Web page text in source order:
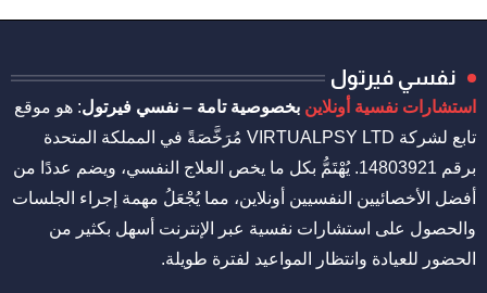
نفسي فيرتول
استشارات نفسية أونلاين بخصوصية تامة – نفسي فيرتول: هو موقع
تابع لشركة VIRTUALPSY LTD مُرَخَّصَةً في المملكة المتحدة
برقم 14803921. يُهْتَمُّ بكل ما يخص العلاج النفسي، ويضم عددًا من
أفضل الأخصائيين النفسيين أونلاين، مما يُجْعَلُ مهمة إجراء الجلسات
والحصول على استشارات نفسية عبر الإنترنت أسهل بكثير من
الحضور للعيادة وانتظار المواعيد لفترة طويلة.